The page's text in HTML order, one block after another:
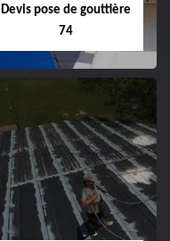
Devis pose de gouttière
74